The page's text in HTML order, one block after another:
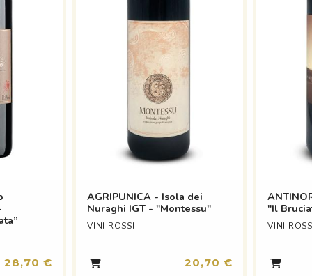
28,70 €
AGRIPUNICA - Isola dei
Nuraghi IGT - "Montessu"
VINI ROSSI
20,70 €
"Il
VINI